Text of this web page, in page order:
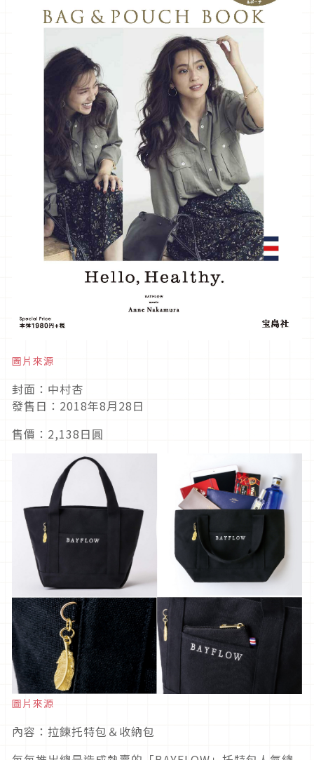
圖片來源
封面：中村杏
發售日：2018年8月28日
售價：2,138日圓
圖片來源
內容：拉鍊托特包＆收納包